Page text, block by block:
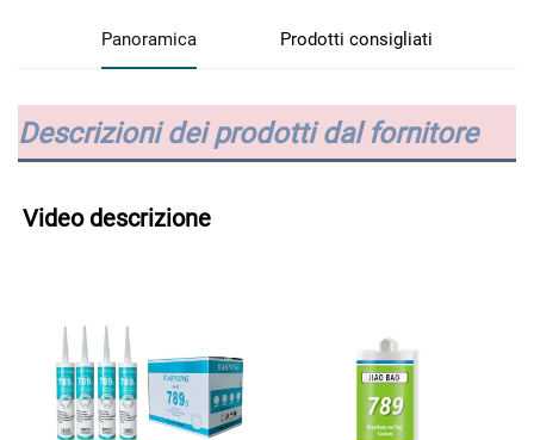
Panoramica Prodotti consigliati
Descrizioni dei prodotti dal fornitore
Video descrizione